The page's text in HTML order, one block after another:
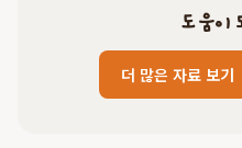
도움이
더 많은 자료 보기